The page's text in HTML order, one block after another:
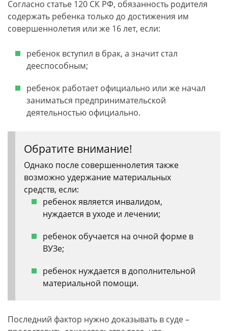
Согласно статье 120 СК РФ, обязанность родителя
содержать ребенка только до достижения им
совершеннолетия или же 16 лет, если:
ребенок вступил в брак, а значит стал
дееспособным;
ребенок работает официально или же начал
заниматься предпринимательской
деятельностью официально.
Обратите внимание!
Однако после совершеннолетия также
возможно удержание материальных
средств, если:
ребенок является инвалидом,
нуждается в уходе и лечении;
ребенок обучается на очной форме в
ВУЗе;
ребенок нуждается в дополнительной
материальной помощи.
Последний фактор нужно доказывать в суде –